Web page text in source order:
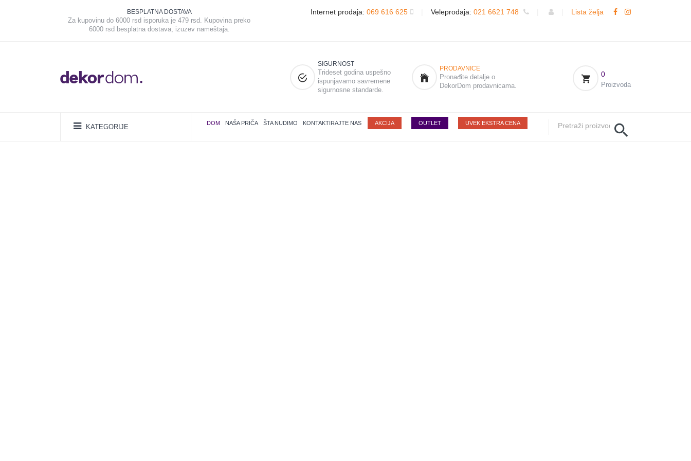
BESPLATNA DOSTAVA
Za kupovinu do 6000 rsd isporuka je 479 rsd. Kupovina preko
6000 rsd besplatna dostava, izuzev nameštaja.
Internet prodaja: 069 616 625 Veleprodaja: 021 6621 748 Lista želja
SIGURNOST
Trideset godina uspešno
ispunjavamo savremene
sigurnosne standarde.
PRODAVNICE
Pronađite detalje o
DekorDom prodavnicama.
0
Proizvoda
KATEGORIJE DOM NAŠA PRIČA ŠTA NUDIMO KONTAKTIRAJTE NAS AKCIJA OUTLET UVEK EKSTRA CENA